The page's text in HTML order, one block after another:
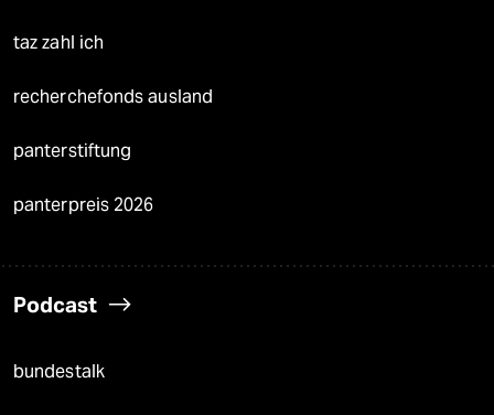
taz zahl ich
recherchefonds ausland
panterstiftung
panterpreis 2026
Podcast
bundestalk